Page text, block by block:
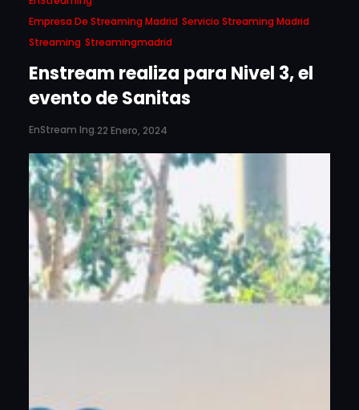
Empresa De Streaming Madrid Servicio Streaming Madrid
Streaming Streamingmadrid
Enstream realiza para Nivel 3, el
evento de Sanitas
EnStream Ing.22 Enero, 2024